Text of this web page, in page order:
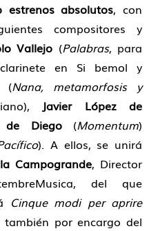
estrenos absolutos, con
compositores y
Vallejo (Palabras, para
en Si bemol y
(Nana, metamorfosis y
Javier López de
de Diego(Momentum)
). A ellos, se unirá
Campogrande, Director
del que
Cinque modi per aprire
por encargo del